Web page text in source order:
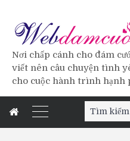
Nơi chấp cánh cho đám
viết nên câu chuyện tình
cho cuộc hành trình hạnh
Tìm
kiếm: